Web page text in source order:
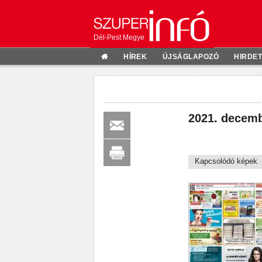
Dél-Pest Megye
HÍREK ÚJSÁGLAPOZÓ
2021.
Kapcsolódó képek